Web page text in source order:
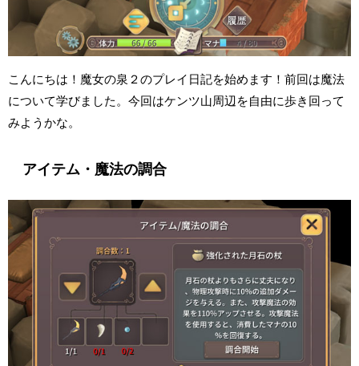
こんにちは！魔女の泉２のプレイ日記を始めます！前回は魔法
について学びました。今回はケンツ山周辺を自由に歩き回って
みようかな。
アイテム・魔法の調合